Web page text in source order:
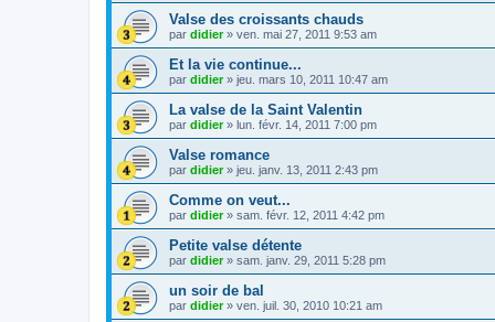
Valse des croissants chauds
par didier» ven. mai 27, 2011 9:53 am
Et la vie continue...
par didier» jeu. mars 10, 2011 10:47 am
La valse de la Saint Valentin
par didier» lun. févr. 14, 2011 7:00 pm
Valse romance
par didier» jeu. janv. 13, 2011 2:43 pm
Comme on veut...
par didier» sam. févr. 12, 2011 4:42 pm
Petite valse détente
par didier» sam. janv. 29, 2011 5:28 pm
un soir de bal
par didier» ven. juil. 30, 2010 10:21 am